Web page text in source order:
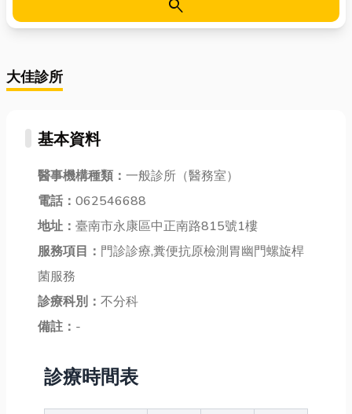
search
大佳診所
基本資料
醫事機構種類： 一般診所（醫務室）
電話： 062546688
地址： 臺南市永康區中正南路815號1樓
服務項目： 門診診療,糞便抗原檢測胃幽門螺旋桿
菌服務
診療科別： 不分科
備註： -
診療時間表